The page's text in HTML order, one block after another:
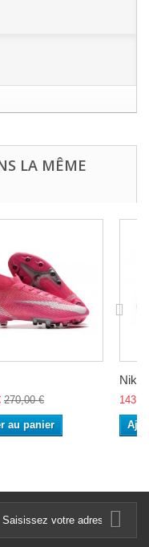
LA MÊME
270,00 €
au panier